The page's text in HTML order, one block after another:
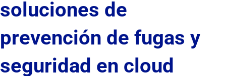
soluciones de
prevención de fugas y
seguridad en cloud